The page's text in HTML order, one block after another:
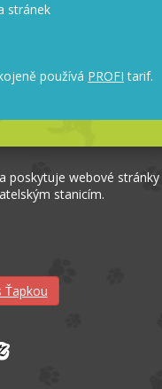
stránek
používá PROFI tarif.
poskytuje webové stránky
stanicím.
Ťapkou